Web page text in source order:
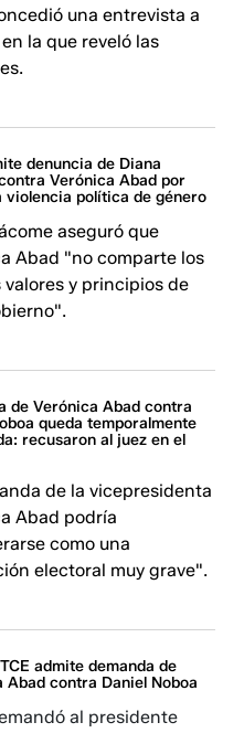
una entrevista a
la que reveló las
denuncia de Diana
Verónica Abad por
violencia política de género
aseguró que
Abad "no comparte los
valores y principios de
de Verónica Abad contra
queda temporalmente
recusaron al juez en el
de la vicepresidenta
Abad podría
como una
electoral muy grave".
admite demanda de
Abad contra Daniel Noboa
al presidente